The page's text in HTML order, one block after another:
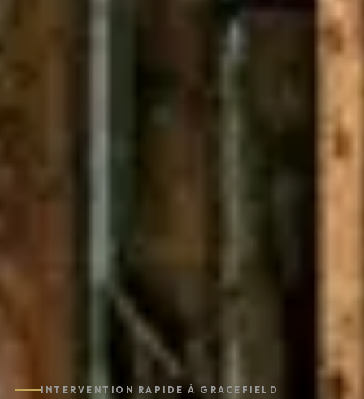
INTERVENTION RAPIDE À GRACEFIELD